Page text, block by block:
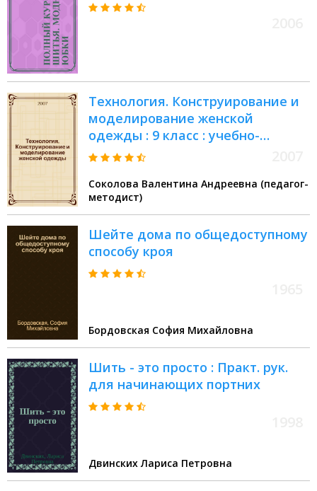
Технология. Конструирование и
моделирование женской
одежды : 9 класс : учебно-
методическое пособие
Соколова Валентина Андреевна (педагог-
методист)
Шейте дома по общедоступному
способу кроя
Бордовская София Михайловна
Шить - это просто : Практ. рук.
для начинающих портних
Двинских Лариса Петровна